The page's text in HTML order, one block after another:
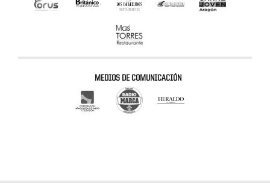
MEDIOS DE COMUNICACIÓN